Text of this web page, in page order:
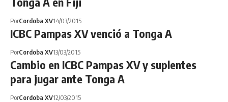
PorCordoba XV14/03/2015
ICBC Pampas XV venció a Tonga A
PorCordoba XV13/03/2015
Cambio en ICBC Pampas XV y suplentes
para jugar ante Tonga A
PorCordoba XV12/03/2015